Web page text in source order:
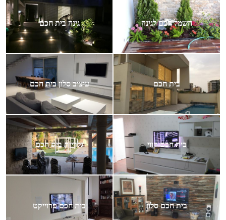
חשמל חכם לגינה גינה בית חכם
בית חכם עיצוב סלון בית חכם
בית חכם קווי גלריית בית חכם
בית חכם סלון בית חכם פרוייקט